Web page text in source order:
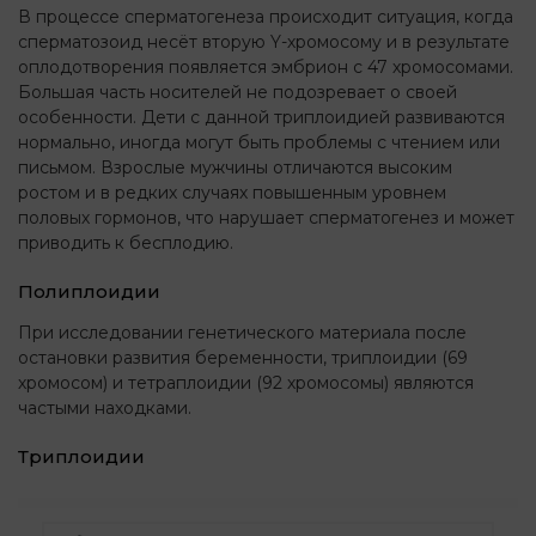
В процессе сперматогенеза происходит ситуация, когда
сперматозоид несёт вторую Y-хромосому и в результате
оплодотворения появляется эмбрион с 47 хромосомами.
Большая часть носителей не подозревает о своей
особенности. Дети с данной триплоидией развиваются
нормально, иногда могут быть проблемы с чтением или
письмом. Взрослые мужчины отличаются высоким
ростом и в редких случаях повышенным уровнем
половых гормонов, что нарушает сперматогенез и может
приводить к бесплодию.
Полиплоидии
При исследовании генетического материала после
остановки развития беременности, триплоидии (69
хромосом) и тетраплоидии (92 хромосомы) являются
частыми находками.
Триплоидии